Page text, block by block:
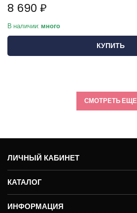
8 690 ₽
В наличии: много
КУПИТЬ
СМОТРЕТЬ ЕЩЕ
ЛИЧНЫЙ КАБИНЕТ
КАТАЛОГ
ИНФОРМАЦИЯ